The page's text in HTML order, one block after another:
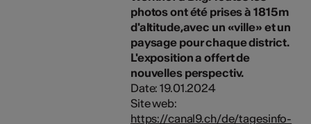
photos ont été prises à 1815m
d'altitude,avec un «ville» et un
paysage pour chaque district.
L'exposition a offert de
nouvelles perspectiv.
Date: 19.01.2024
Site web:
https://canal9.ch/de/tagesinfo-